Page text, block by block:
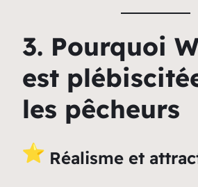
3. Pourquoi
est
les pêcheurs
Réalisme et